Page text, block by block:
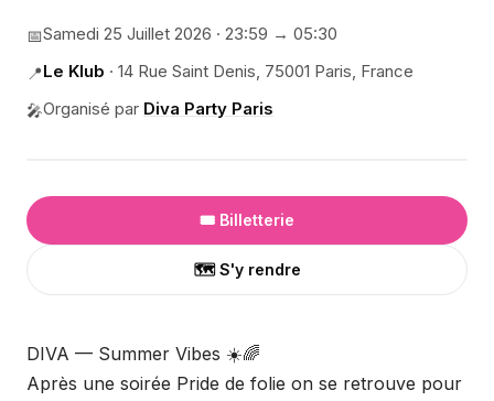
📅Samedi 25 Juillet 2026 · 23:59 → 05:30
📍Le Klub · 14 Rue Saint Denis, 75001 Paris, France
🎤Organisé par Diva Party Paris
🎟️ Billetterie
🗺️ S'y rendre
DIVA — Summer Vibes ☀️🌈
Après une soirée Pride de folie on se retrouve pour